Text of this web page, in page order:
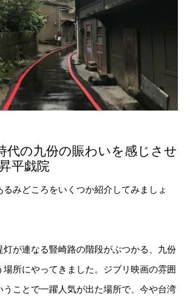
代の九份の賑わいを感じさせ
平戯院
るみどころをいくつか紹介してみましょ
灯が連なる豎崎路の階段がぶつかる、九份
場所にやってきました。ジブリ映画の雰囲
うことで一躍人気が出た場所で、今や台湾